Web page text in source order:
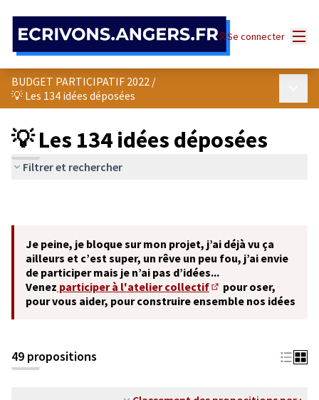
Se connecter
BUDGET PARTICIPATIF 2022 /
💡 Les 134 idées déposées
💡 Les 134 idées déposées
Filtrer et rechercher
Je peine, je bloque sur mon projet, j’ai déjà vu ça
ailleurs et c’est super, un rêve un peu fou, j’ai envie
de participer mais je n’ai pas d’idées...
Venez participer à l'atelier collectif
(S'ouvre dans un
pour oser,
pour vous aider, pour construire ensemble nos idées
49 propositions